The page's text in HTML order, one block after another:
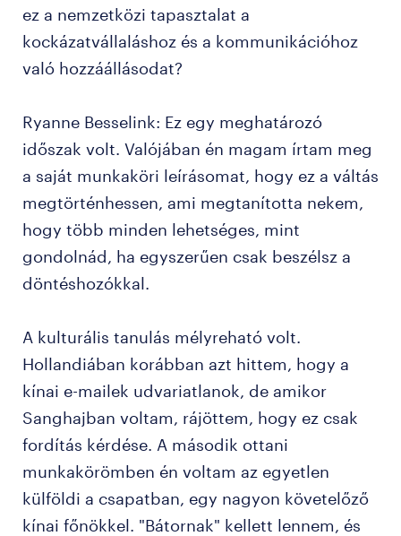
ez a nemzetközi tapasztalat a
kockázatvállaláshoz és a kommunikációhoz
való hozzáállásodat?
Ryanne Besselink: Ez egy meghatározó
időszak volt. Valójában én magam írtam meg
a saját munkaköri leírásomat, hogy ez a váltás
megtörténhessen, ami megtanította nekem,
hogy több minden lehetséges, mint
gondolnád, ha egyszerűen csak beszélsz a
döntéshozókkal.
A kulturális tanulás mélyreható volt.
Hollandiában korábban azt hittem, hogy a
kínai e-mailek udvariatlanok, de amikor
Sanghajban voltam, rájöttem, hogy ez csak
fordítás kérdése. A második ottani
munkakörömben én voltam az egyetlen
külföldi a csapatban, egy nagyon követelőző
kínai főnökkel. "Bátornak" kellett lennem, és